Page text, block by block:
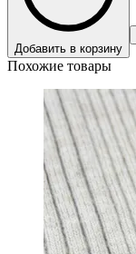
Добавить в корзину
Похожие товары